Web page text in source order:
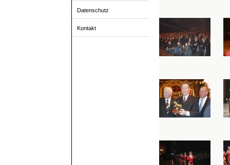
Datenschutz
Kontakt